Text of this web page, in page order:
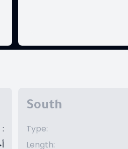
:
South
Type:
Length: